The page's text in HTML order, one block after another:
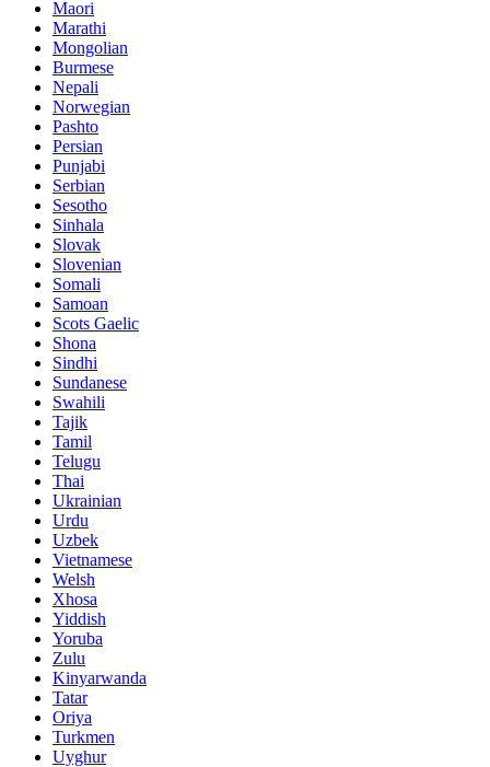
Maori
Marathi
Mongolian
Burmese
Nepali
Norwegian
Pashto
Persian
Punjabi
Serbian
Sesotho
Sinhala
Slovak
Slovenian
Somali
Samoan
Scots Gaelic
Shona
Sindhi
Sundanese
Swahili
Tajik
Tamil
Telugu
Thai
Ukrainian
Urdu
Uzbek
Vietnamese
Welsh
Xhosa
Yiddish
Yoruba
Zulu
Kinyarwanda
Tatar
Oriya
Turkmen
Uyghur